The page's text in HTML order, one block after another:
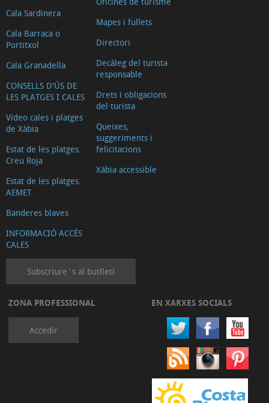
Cala Sardinera
Cala Barraca o
Portitxol
Cala Granadella
CONSELLS D'ÚS DE
LES PLATGES I CALES
Video cales i platges
de Xàbia
Estat de les platges.
Creu Roja
Estat de les platges.
AEMET
Banderes blaves
INFORMACIÓ ACCÉS
CALES
Mapes i fullets
Directori
Decàleg del turista
responsable
Drets i obligacions
del turista
Queixes,
suggeriments i
felicitacions
Xàbia accessible
Subscriure´s al butlletí
ZONA PROFESSIONAL
Accedir
EN XARXES SOCIALS